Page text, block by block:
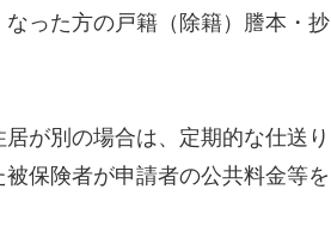
った方の戸籍（除籍）謄本・抄
が別の場合は、定期的な仕送り
保険者が申請者の公共料金等を